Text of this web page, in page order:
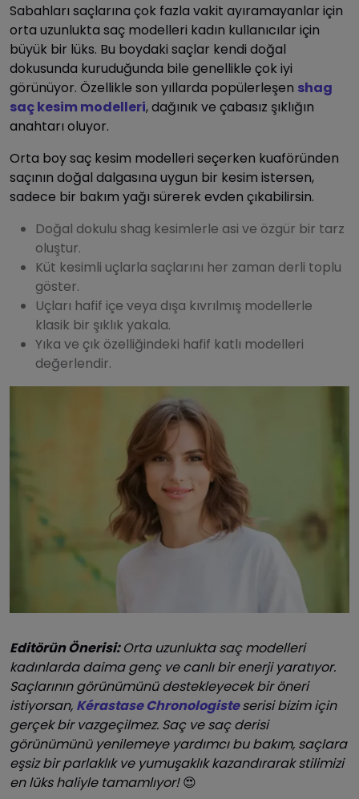
Sabahları saçlarına çok fazla vakit ayıramayanlar için
orta uzunlukta saç modelleri kadın kullanıcılar için
büyük bir lüks. Bu boydaki saçlar kendi doğal
dokusunda kuruduğunda bile genellikle çok iyi
görünüyor. Özellikle son yıllarda popülerleşen shag
saç kesim modelleri, dağınık ve çabasız şıklığın
anahtarı oluyor.
Orta boy saç kesim modelleri seçerken kuaföründen
saçının doğal dalgasına uygun bir kesim istersen,
sadece bir bakım yağı sürerek evden çıkabilirsin.
Doğal dokulu shag kesimlerle asi ve özgür bir tarz
oluştur.
Küt kesimli uçlarla saçlarını her zaman derli toplu
göster.
Uçları hafif içe veya dışa kıvrılmış modellerle
klasik bir şıklık yakala.
Yıka ve çık özelliğindeki hafif katlı modelleri
değerlendir.
Editörün Önerisi:Orta uzunlukta saç modelleri
kadınlarda daima genç ve canlı bir enerji yaratıyor.
Saçlarının görünümünü destekleyecek bir öneri
istiyorsan, Kérastase Chronologisteserisi bizim için
gerçek bir vazgeçilmez. Saç ve saç derisi
görünümünü yenilemeye yardımcı bu bakım, saçlara
eşsiz bir parlaklık ve yumuşaklık kazandırarak stilimizi
en lüks haliyle tamamlıyor!😍